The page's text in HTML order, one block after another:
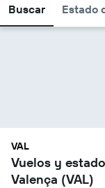
Buscar Estado
VAL
Vuelos y
Valença (VAL)